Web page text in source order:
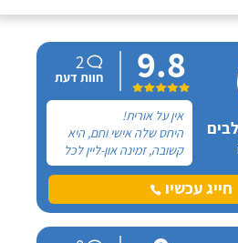
9.8
2
חוות דעת
אין על אורית!
היחס שלה אישי וחם, היא
קשובה, זמינה און-ליין לכל
שאלה ובאמת שמגיעות לה
רק מחמאות. אל אורית
פניתי בעקבות החלטה
הביתה, היא הסבירה לנו
חייג עכשיו